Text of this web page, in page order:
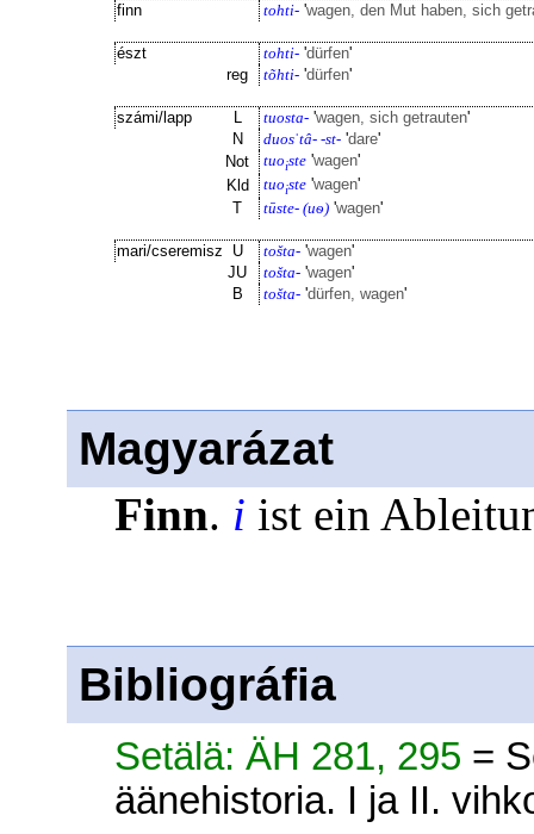
finn tohti- 'wagen, den Mut haben, sich
észt tohti- 'dürfen'
reg
tõhti- 'dürfen'
számi/lapp L tuosta- 'wagen, sich getrauten'
N
duosˈtâ- -st- 'dare'
Not
tuoiste 'wagen'
Kld
tuoiste 'wagen'
T
tūste- (uѳ) 'wagen'
mari/cseremisz U tošta- 'wagen'
JU
tošta- 'wagen'
B
tošta- 'dürfen, wagen'
Magyarázat
Finn. i ist ein
Bibliográfia
Setälä: ÄH 281, 295 =
äänehistoria. I ja II.